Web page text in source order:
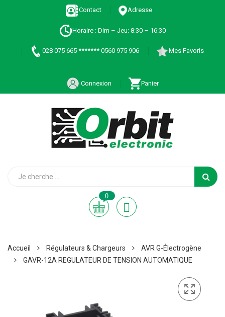
Contact Adresse
Horaire : Dim – Jeu: 8:30 – 16:30
028 075 665 ******* 0560 975 906 Mes Favoris
Connexion Panier
0
Accueil Régulateurs & Chargeurs
AVR G-Électrogène
GAVR-12A REGULATEUR DE TENSION AUTOMATIQUE